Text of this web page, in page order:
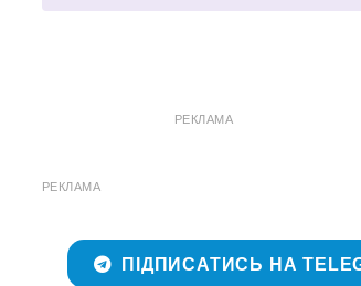
РЕКЛАМА
РЕКЛАМА
ПІДПИСАТИСЬ НА